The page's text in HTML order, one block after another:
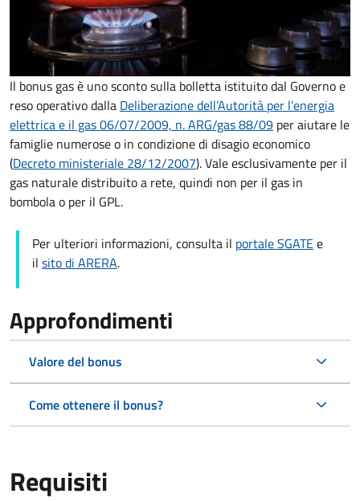
Il bonus gas è uno sconto sulla bolletta istituito dal Governo e
reso operativo dalla Deliberazione dell’Autorità per l’energia
elettrica e il gas 06/07/2009, n. ARG/gas 88/09 per aiutare le
famiglie numerose o in condizione di disagio economico
(Decreto ministeriale 28/12/2007). Vale esclusivamente per il
gas naturale distribuito a rete, quindi non per il gas in
bombola o per il GPL.
Per ulteriori informazioni, consulta il portale SGATEe
il sito di ARERA.
Approfondimenti
Valore del bonus
Come ottenere il bonus?
Requisiti